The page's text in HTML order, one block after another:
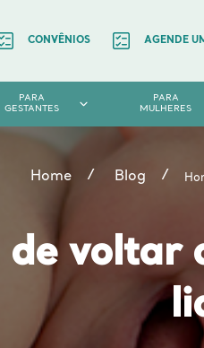
CONVÊNIOS AGENDE
PARA
GESTANTES
PARA
MULHERES
Home Blog
de voltar